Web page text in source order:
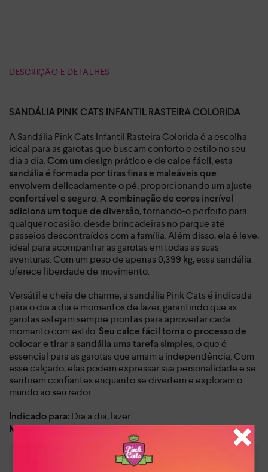
DESCRIÇÃO E DETALHES
SANDÁLIA PINK CATS INFANTIL RASTEIRA COLORIDA
A Sandália Pink Cats Infantil Rasteira Colorida é a escolha
ideal para as garotas que buscam conforto e estilo no seu
dia a dia. Com um design prático e de calce fácil, esta
sandália é formada por tiras finas e maleáveis ​​que
envolvem delicadamente o pé, proporcionando um ajuste
confortável e seguro. A combinação de cores incrível
adiciona um toque de diversão, tornando-o perfeito para
qualquer ocasião, desde brincadeiras no parque até
passeios descontraídos com a família. Além disso, ela é leve,
ideal para acompanhar as garotas em todas as suas
aventuras. Com um peso de apenas 0,399 kg, essa sandália
oferece liberdade de movimento.
Versátil e cheia de charme, a sandália Pink Cats é indicada
para o dia a dia e momentos de lazer, garantindo que as
garotas estejam sempre prontas para aproveitar cada
momento com estilo. Seu calce fácil torna o processo de
colocar e tirar a sandália uma tarefa simples, o que é
essencial para as garotas que amam a independência. Com
esse calçado, elas podem expressar sua personalidade e se
sentirem confiantes enquanto se divertem e exploram o
mundo ao seu redor.
Indicado para: Dia a dia, lazer
Material: Sintético